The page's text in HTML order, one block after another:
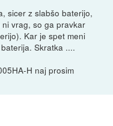
sicer z slabšo baterijo,
vrag, so ga pravkar
Kar je spet meni
Skratka ....
H naj prosim